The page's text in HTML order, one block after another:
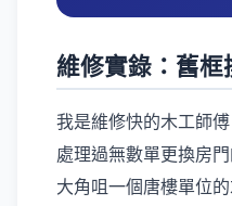
維修實錄：舊
我是維修快的木工師
處理過無數單更換房
大角咀一個唐樓單位